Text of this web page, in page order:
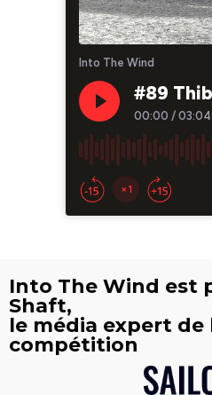
Into The Wind est
Shaft,
le média expert de
compétition